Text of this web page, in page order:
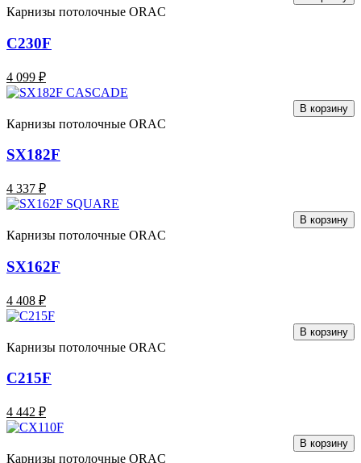
Карнизы потолочные ORAC
C230F
4 099 ₽
В корзину
Карнизы потолочные ORAC
SX182F
4 337 ₽
В корзину
Карнизы потолочные ORAC
SX162F
4 408 ₽
В корзину
Карнизы потолочные ORAC
C215F
4 442 ₽
В корзину
Карнизы потолочные ORAC